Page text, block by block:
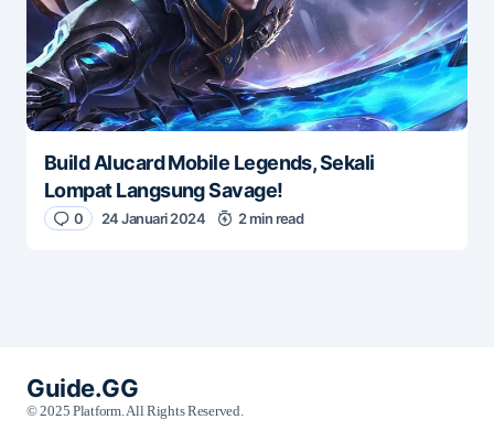
Build Alucard Mobile Legends, Sekali
Lompat Langsung Savage!
0 24 Januari 2024 2 min read
Guide.GG
© 2025 Platform. All Rights Reserved.